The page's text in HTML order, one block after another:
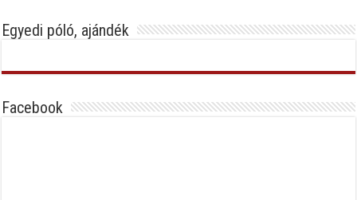
Egyedi póló, ajándék
Facebook